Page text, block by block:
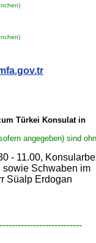
Türkei Konsulat in
angegeben) sind
- 11.00,
sowie Schwaben im
Süalp Erdogan